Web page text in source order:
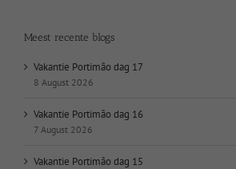
op
datum:
Meest recente blogs
Vakantie Portimão dag 17
8 August 2026
Vakantie Portimão dag 16
7 August 2026
Vakantie Portimão dag 15